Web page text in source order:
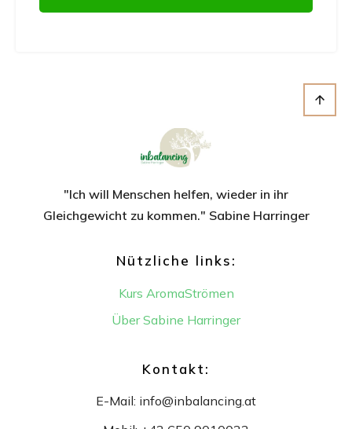
"Ich will Menschen helfen, wieder in ihr
Gleichgewicht zu kommen." Sabine Harringer
Nützliche links:
Kurs AromaStrömen
Über Sabine Harringer
Kontakt:
E-Mail: info@inbalancing.at